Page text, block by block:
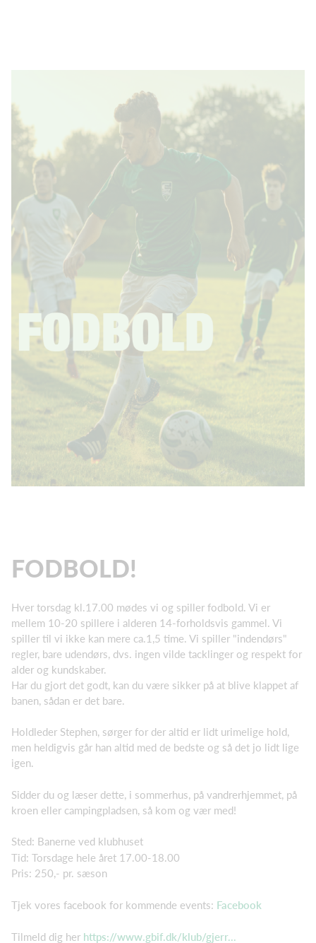
FODBOLD!
Hver torsdag kl.17.00 mødes vi og spiller fodbold. Vi er
mellem 10-20 spillere i alderen 14-forholdsvis gammel. Vi
spiller til vi ikke kan mere ca.1,5 time. Vi spiller "indendørs"
regler, bare udendørs, dvs. ingen vilde tacklinger og respekt for
alder og kundskaber.
Har du gjort det godt, kan du være sikker på at blive klappet af
banen, sådan er det bare.
Holdleder Stephen, sørger for der altid er lidt urimelige hold,
men heldigvis går han altid med de bedste og så det jo lidt lige
igen.
Sidder du og læser dette, i sommerhus, på vandrerhjemmet, på
kroen eller campingpladsen, så kom og vær med!
Sted: Banerne ved klubhuset
Tid: Torsdage hele året 17.00-18.00
Pris: 250,- pr. sæson
Tjek vores facebook for kommende events: Facebook
Tilmeld dig her https://www.gbif.dk/klub/gjerr...